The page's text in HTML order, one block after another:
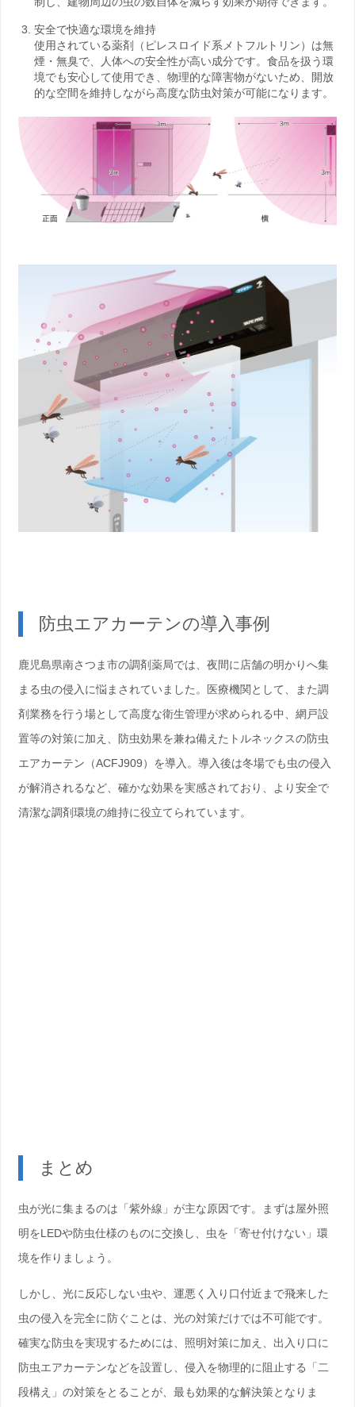
安全で快適な環境を維持
使用されている薬剤（ピレスロイド系メトフルトリン）は無
煙・無臭で、人体への安全性が高い成分です。食品を扱う環
境でも安心して使用でき、物理的な障害物がないため、開放
的な空間を維持しながら高度な防虫対策が可能になります。
防虫エアカーテンの導入事例
鹿児島県南さつま市の調剤薬局では、夜間に店舗の明かりへ集
まる虫の侵入に悩まされていました。医療機関として、また調
剤業務を行う場として高度な衛生管理が求められる中、網戸設
置等の対策に加え、防虫効果を兼ね備えたトルネックスの防虫
エアカーテン（ACFJ909）を導入。導入後は冬場でも虫の侵入
が解消されるなど、確かな効果を実感されており、より安全で
清潔な調剤環境の維持に役立てられています。
まとめ
虫が光に集まるのは「紫外線」が主な原因です。まずは屋外照
明をLEDや防虫仕様のものに交換し、虫を「寄せ付けない」環
境を作りましょう。
しかし、光に反応しない虫や、運悪く入り口付近まで飛来した
虫の侵入を完全に防ぐことは、光の対策だけでは不可能です。
確実な防虫を実現するためには、照明対策に加え、出入り口に
防虫エアカーテンなどを設置し、侵入を物理的に阻止する「二
段構え」の対策をとることが、最も効果的な解決策となりま